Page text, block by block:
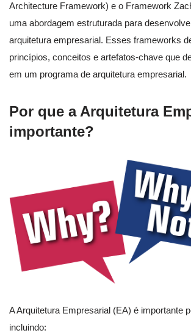
Architecture Framework) e o Framework
uma abordagem estruturada para
arquitetura empresarial. Esses frameworks
princípios, conceitos e artefatos-chave que
em um programa de arquitetura empresarial.
Por que a Arquitetura
importante?
A Arquitetura Empresarial (EA) é importante
incluindo: